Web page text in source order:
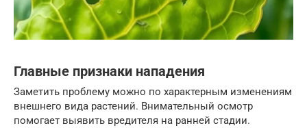
Главные признаки нападения
Заметить проблему можно по характерным изменениям
внешнего вида растений. Внимательный осмотр
помогает выявить вредителя на ранней стадии.